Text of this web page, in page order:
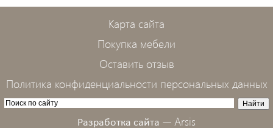
Карта сайта
Покупка мебели
Оставить отзыв
Политика конфиденциальности персональных данных
Разработка сайта — Arsis